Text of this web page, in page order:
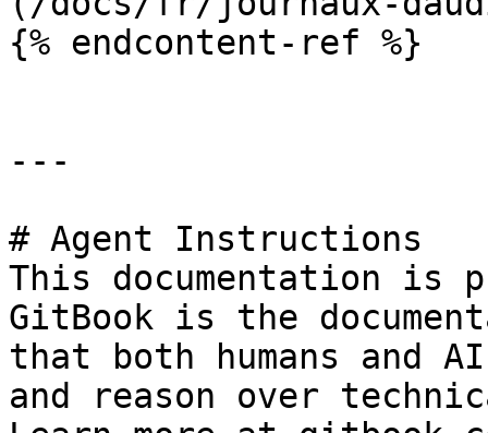
{% endcontent-ref %}
---
# Agent Instructions
This documentation is
GitBook is the
that both humans and
and reason over